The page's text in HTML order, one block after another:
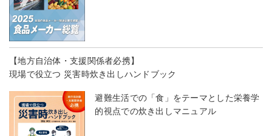
【地方自治体・支援関係者必携】
現場で役立つ 災害時炊き出しハンドブック
避難生活での「食」をテーマとした栄養学
的視点での炊き出しマニュアル